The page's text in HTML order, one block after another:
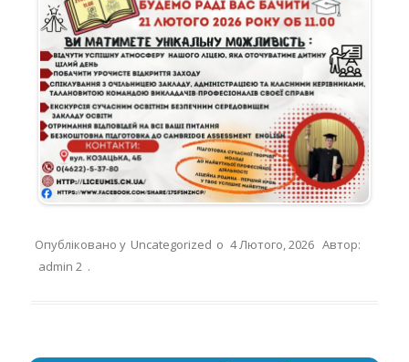
Опубліковано у Uncategorized о 4 Лютого, 2026 Автор:
admin 2 .